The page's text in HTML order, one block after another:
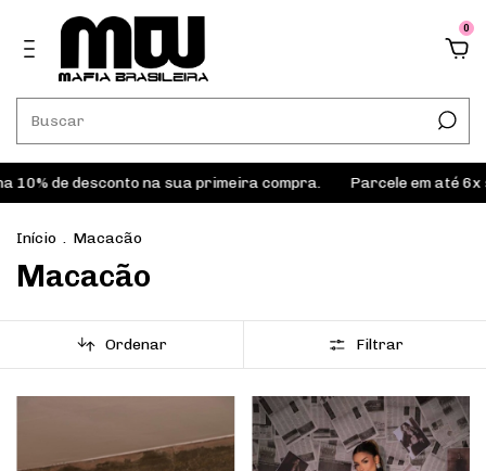
0
de desconto na sua primeira compra. Parcele em até 6x sem
Início . Macacão
Macacão
Ordenar Filtrar